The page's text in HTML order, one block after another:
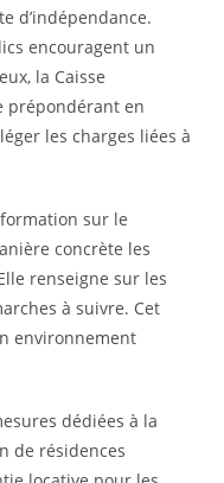
d’indépendance.
encouragent un
la Caisse
prépondérant en
les charges liées à
sur le
concrète les
renseigne sur les
à suivre. Cet
environnement
dédiées à la
de résidences